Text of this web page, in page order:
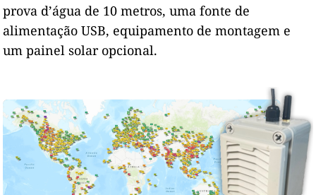
prova d’água de 10 metros, uma fonte de
alimentação USB, equipamento de montagem e
um painel solar opcional.